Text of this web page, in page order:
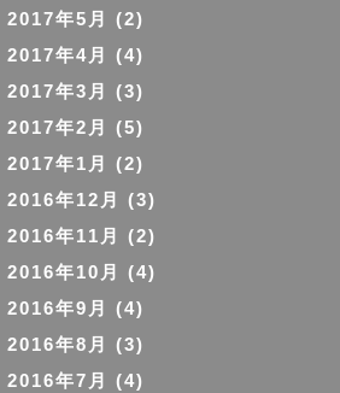
2017年5月
(2)
2017年4月
(4)
2017年3月
(3)
2017年2月
(5)
2017年1月
(2)
2016年12月
(3)
2016年11月
(2)
2016年10月
(4)
2016年9月
(4)
2016年8月
(3)
2016年7月
(4)